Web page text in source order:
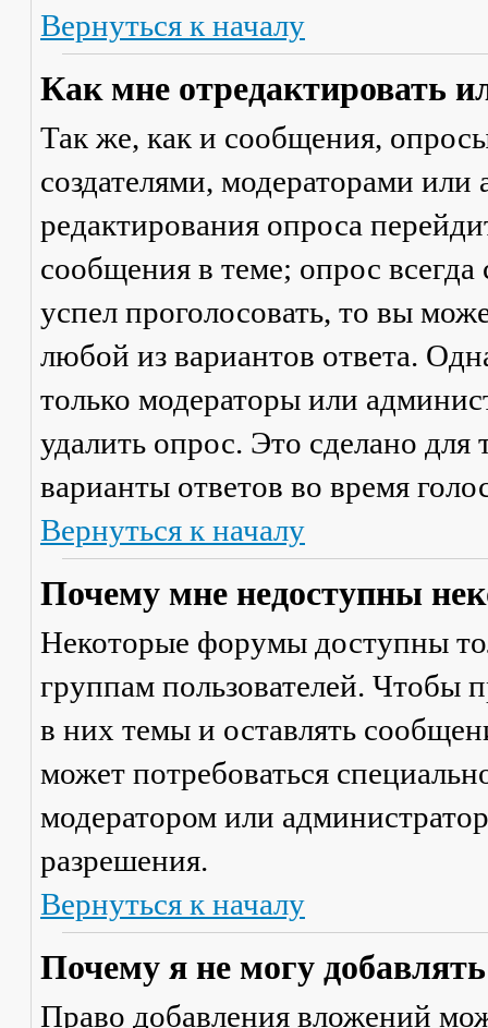
Вернуться к началу
Как мне отредактировать
Так же, как и сообщения,
создателями, модераторами
редактирования опроса
сообщения в теме; опрос
успел проголосовать, то вы
любой из вариантов ответа.
только модераторы или
удалить опрос. Это сделано для
варианты ответов во время
Вернуться к началу
Почему мне недоступны
Некоторые форумы доступны
группам пользователей. Чтобы
в них темы и оставлять
может потребоваться
модератором или
разрешения.
Вернуться к началу
Почему я не могу
Право добавления вложений